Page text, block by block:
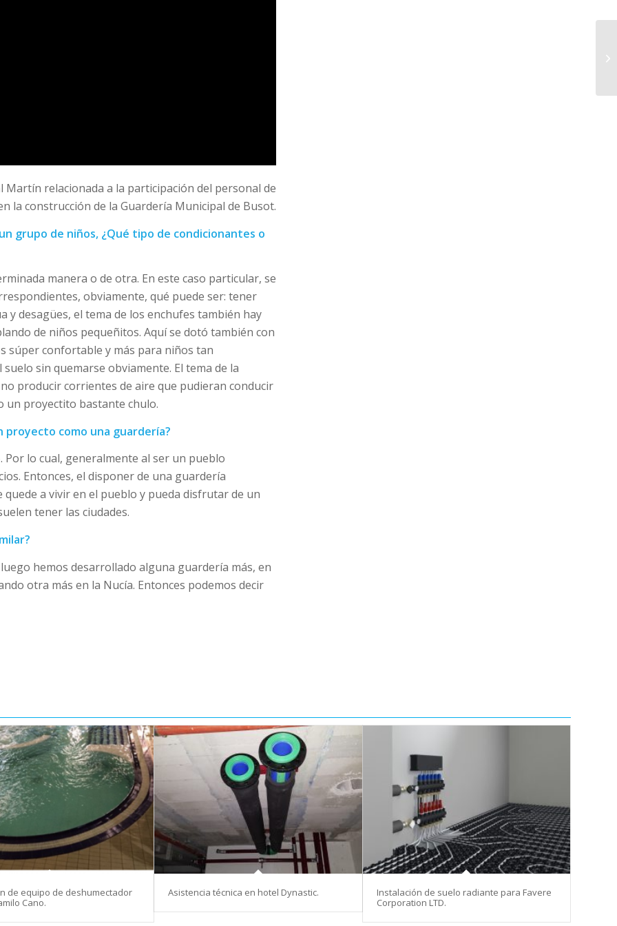
Martín relacionada a la participación del personal de
la construcción de la Guardería Municipal de Busot.
grupo de niños, ¿Qué tipo de condicionantes o
manera o de otra. En este caso particular, se
obviamente, qué puede ser: tener
y desagües, el tema de los enchufes también hay
de niños pequeñitos. Aquí se dotó también con
súper confortable y más para niños tan
sin quemarse obviamente. El tema de la
producir corrientes de aire que pudieran conducir
un proyectito bastante chulo.
proyecto como una guardería?
lo cual, generalmente al ser un pueblo
Entonces, el disponer de una guardería
a vivir en el pueblo y pueda disfrutar de un
tener las ciudades.
hemos desarrollado alguna guardería más, en
otra más en la Nucía. Entonces podemos decir
de equipo de deshumectador
Cano.
Asistencia técnica en hotel Dynastic.
Instalación de suelo radiante para Favere
Corporation LTD.